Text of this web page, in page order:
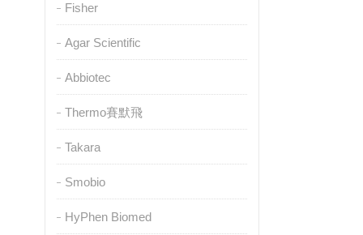
Fisher
Agar Scientific
Abbiotec
Thermo賽默飛
Takara
Smobio
HyPhen Biomed